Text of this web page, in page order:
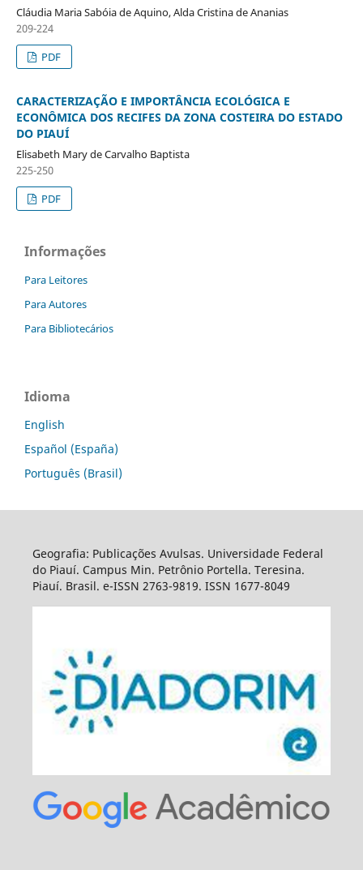
Cláudia Maria Sabóia de Aquino, Alda Cristina de Ananias
209-224
PDF
CARACTERIZAÇÃO E IMPORTÂNCIA ECOLÓGICA E
ECONÔMICA DOS RECIFES DA ZONA COSTEIRA DO ESTADO
DO PIAUÍ
Elisabeth Mary de Carvalho Baptista
225-250
PDF
Informações
Para Leitores
Para Autores
Para Bibliotecários
Idioma
English
Español (España)
Português (Brasil)
Geografia: Publicações Avulsas. Universidade Federal
do Piauí. Campus Min. Petrônio Portella. Teresina.
Piauí. Brasil. e-ISSN 2763-9819. ISSN 1677-8049